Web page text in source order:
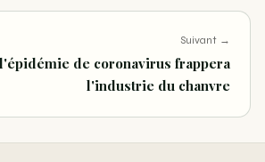
Suivant →
de coronavirus frappera
l'industrie du chanvre